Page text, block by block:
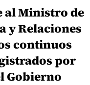
Ministro de
y Relaciones
continuos
por
Gobierno